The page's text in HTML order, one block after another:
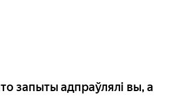
запыты адпраўлялі вы, а